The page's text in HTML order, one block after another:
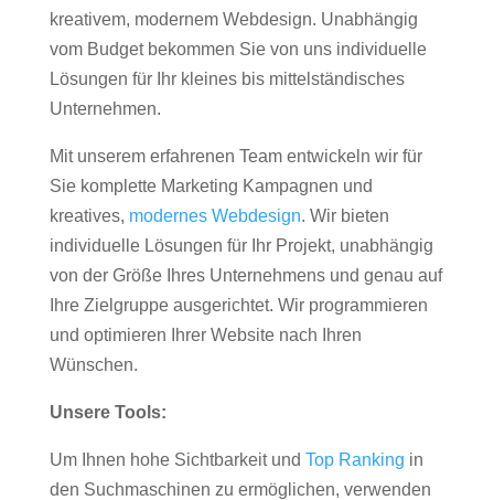
kreativem, modernem Webdesign. Unabhängig
vom Budget bekommen Sie von uns individuelle
Lösungen für Ihr kleines bis mittelständisches
Unternehmen.
Mit unserem erfahrenen Team entwickeln wir für
Sie komplette Marketing Kampagnen und
kreatives, modernes Webdesign. Wir bieten
individuelle Lösungen für Ihr Projekt, unabhängig
von der Größe Ihres Unternehmens und genau auf
Ihre Zielgruppe ausgerichtet. Wir programmieren
und optimieren Ihrer Website nach Ihren
Wünschen.
Unsere Tools:
Um Ihnen hohe Sichtbarkeit und Top Ranking in
den Suchmaschinen zu ermöglichen, verwenden